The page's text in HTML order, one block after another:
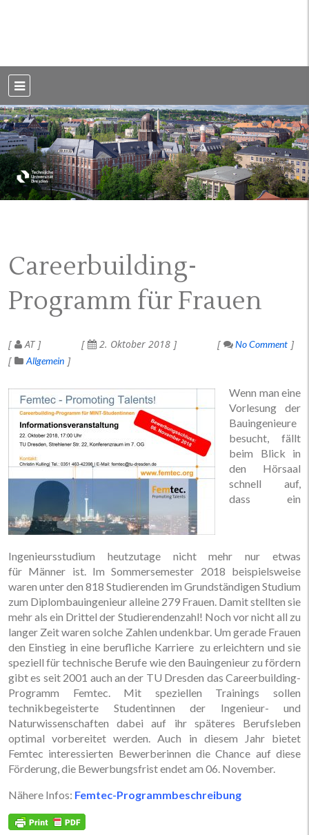
Dresden
Careerbuilding-
Programm für Frauen
AT 2. Oktober 2018
No Comment
Allgemein
Wenn man eine
Vorlesung der
Bauingenieure
besucht, fällt
beim Blick in
den Hörsaal
schnell auf,
dass ein
Ingenieursstudium heutzutage nicht mehr nur etwas
für Männer ist. Im Sommersemester 2018 beispielsweise
waren unter den 818 Studierenden im Grundständigen Studium
zum Diplombauingenieur alleine 279 Frauen. Damit stellten sie
mehr als ein Drittel der Studierendenzahl! Noch vor nicht all zu
langer Zeit waren solche Zahlen undenkbar. Um gerade Frauen
den Einstieg in eine berufliche Karriere zu erleichtern und sie
speziell für technische Berufe wie den Bauingenieur zu fördern
gibt es seit 2001 auch an der TU Dresden das Careerbuilding-
Programm Femtec. Mit speziellen Trainings sollen
technikbegeisterte Studentinnen der Ingenieur- und
Naturwissenschaften dabei auf ihr späteres Berufsleben
optimal vorbereitet werden. Auch in diesem Jahr bietet
Femtec interessierten Bewerberinnen die Chance auf diese
Förderung, die Bewerbungsfrist endet am 06. November.
Nähere Infos: Femtec-Programmbeschreibung